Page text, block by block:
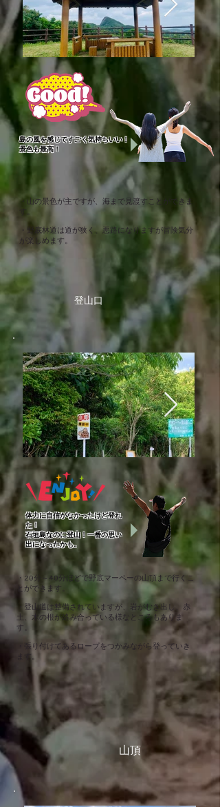
島の風を感じてすごく気持ちいい！
​景色も最高！
・山の景色が主ですが、海まで見渡すことができま
・野底林道は道が狭く、悪路になりますが冒険気分
が楽しめます。
登山口
体力に自信がなかったけど登れ
た！
石垣島なのに登山！一番の思い
出になったかも。
・20分～40分ほどで野底マーペーの山頂まで行くこ
とができます。
・登山道は整備されていますが、岩がむき出し、赤
土、木の根が絡み合っている様なところもありま
す。
・張り付けてあるロープをつかみながら登っていき
ます。
山頂